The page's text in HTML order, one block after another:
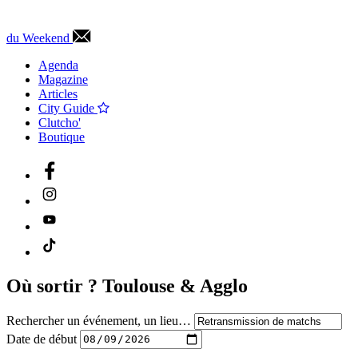
du Weekend
Agenda
Magazine
Articles
City Guide
Clutcho'
Boutique
Où sortir ? Toulouse & Agglo
Rechercher un événement, un lieu…
Date de début